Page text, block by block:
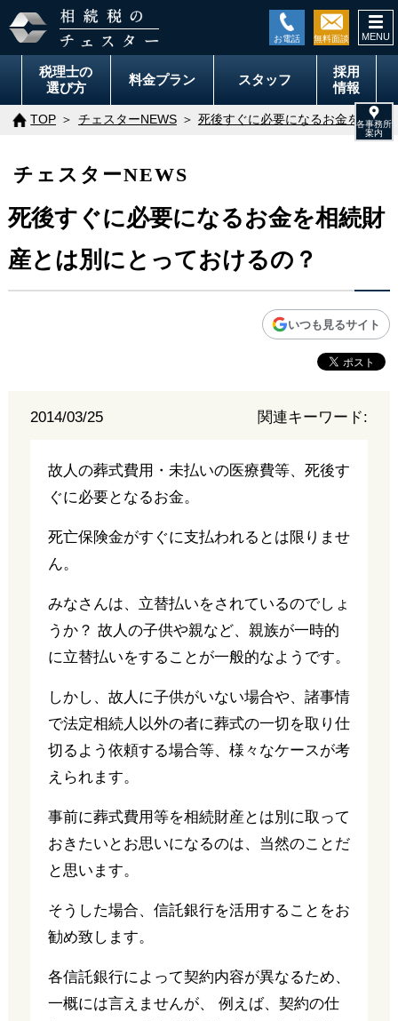
税理士の
選び方
料金プラン スタッフ
採用
情報
TOP チェスターNEWS 死後すぐに必要になるお金を相続
チェスターNEWS
死後すぐに必要になるお金を相続財
産とは別にとっておけるの？
いつも見るサイト
2014/03/25 関連キーワード:
故人の葬式費用・未払いの医療費等、死後す
ぐに必要となるお金。
死亡保険金がすぐに支払われるとは限りませ
ん。
みなさんは、立替払いをされているのでしょ
うか？ 故人の子供や親など、親族が一時的
に立替払いをすることが一般的なようです。
しかし、故人に子供がいない場合や、諸事情
で法定相続人以外の者に葬式の一切を取り仕
切るよう依頼する場合等、様々なケースが考
えられます。
事前に葬式費用等を相続財産とは別に取って
おきたいとお思いになるのは、当然のことだ
と思います。
そうした場合、信託銀行を活用することをお
勧め致します。
各信託銀行によって契約内容が異なるため、
一概には言えませんが、 例えば、契約の仕